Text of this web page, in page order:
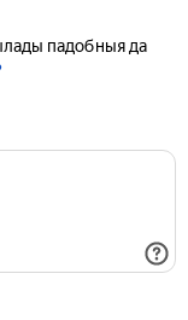
падобныя да